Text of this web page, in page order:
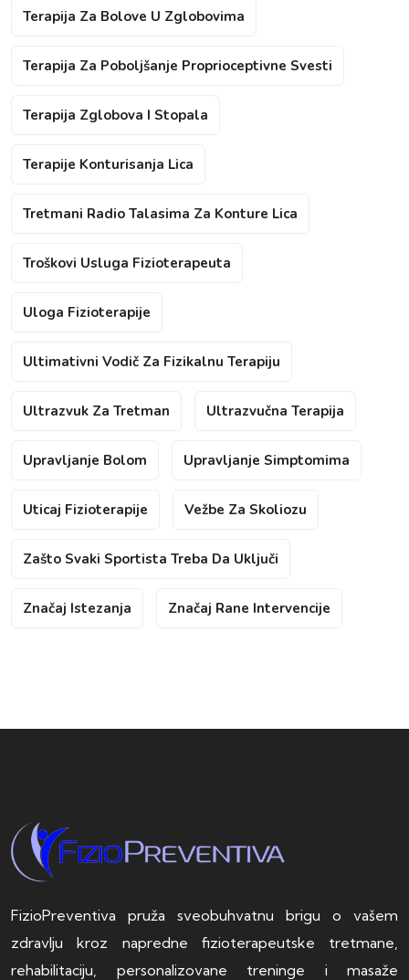
Terapija Za Bolove U Zglobovima
Terapija Za Poboljšanje Proprioceptivne Svesti
Terapija Zglobova I Stopala
Terapije Konturisanja Lica
Tretmani Radio Talasima Za Konture Lica
Troškovi Usluga Fizioterapeuta
Uloga Fizioterapije
Ultimativni Vodič Za Fizikalnu Terapiju
Ultrazvuk Za Tretman Ultrazvučna Terapija
Upravljanje Bolom Upravljanje Simptomima
Uticaj Fizioterapije Vežbe Za Skoliozu
Zašto Svaki Sportista Treba Da Uključi
Značaj Istezanja Značaj Rane Intervencije
FizioPreventiva pruža sveobuhvatnu brigu o vašem
zdravlju kroz napredne fizioterapeutske tretmane,
rehabilitaciju, personalizovane treninge i masaže